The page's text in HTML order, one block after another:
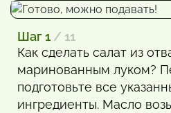
Шаг 1 / 11
Как сделать салат из
маринованным луком?
подготовьте все
ингредиенты. Масло